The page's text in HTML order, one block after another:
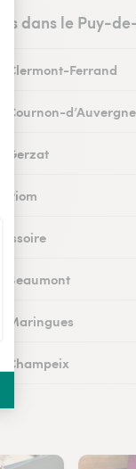
dans le Puy-
Clermont-Ferrand
Cournon-d’Auvergne
Gerzat
Riom
Issoire
Beaumont
Maringues
Champeix